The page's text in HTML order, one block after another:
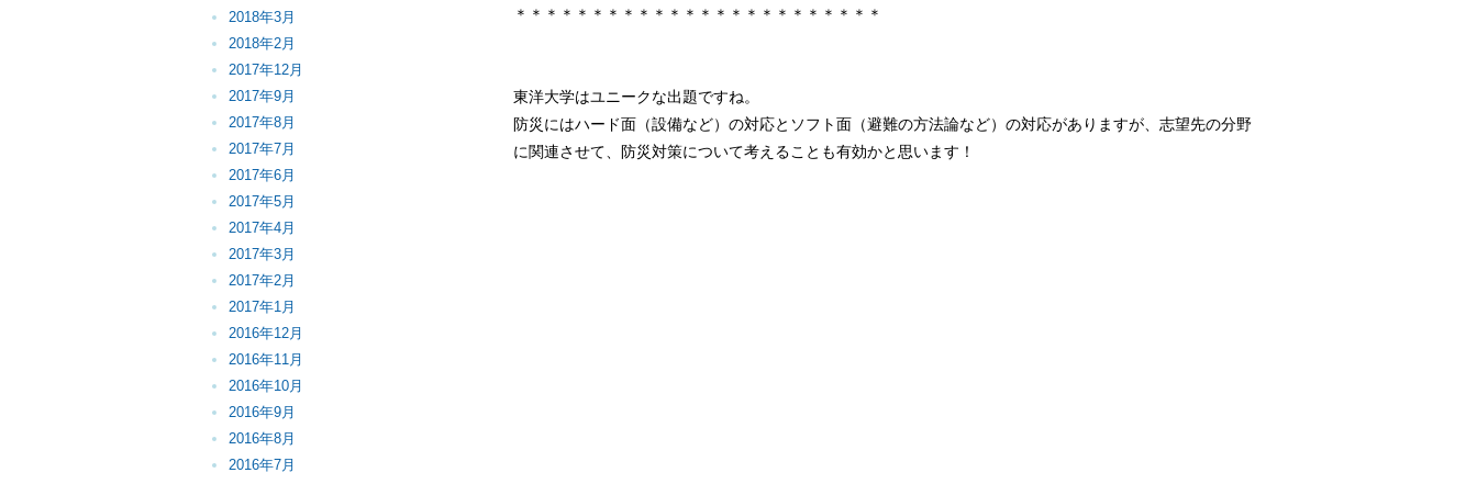
2018年3月
2018年2月
2017年12月
2017年9月
2017年8月
2017年7月
2017年6月
2017年5月
2017年4月
2017年3月
2017年2月
2017年1月
2016年12月
2016年11月
2016年10月
2016年9月
2016年8月
2016年7月
＊＊＊＊＊＊＊＊＊＊＊＊＊＊＊＊＊＊＊＊＊＊＊＊
東洋大学はユニークな出題ですね。
防災にはハード面（設備など）の対応とソフト面（避難の方法論など）の対応がありますが、志望先の分野
に関連させて、防災対策について考えることも有効かと思います！